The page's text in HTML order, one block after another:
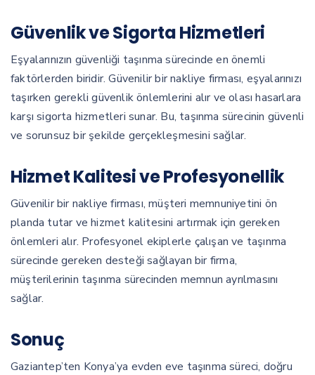
Güvenlik ve Sigorta Hizmetleri
Eşyalarınızın güvenliği taşınma sürecinde en önemli
faktörlerden biridir. Güvenilir bir nakliye firması, eşyalarınızı
taşırken gerekli güvenlik önlemlerini alır ve olası hasarlara
karşı sigorta hizmetleri sunar. Bu, taşınma sürecinin güvenli
ve sorunsuz bir şekilde gerçekleşmesini sağlar.
Hizmet Kalitesi ve Profesyonellik
Güvenilir bir nakliye firması, müşteri memnuniyetini ön
planda tutar ve hizmet kalitesini artırmak için gereken
önlemleri alır. Profesyonel ekiplerle çalışan ve taşınma
sürecinde gereken desteği sağlayan bir firma,
müşterilerinin taşınma sürecinden memnun ayrılmasını
sağlar.
Sonuç
Gaziantep’ten Konya’ya evden eve taşınma süreci, doğru